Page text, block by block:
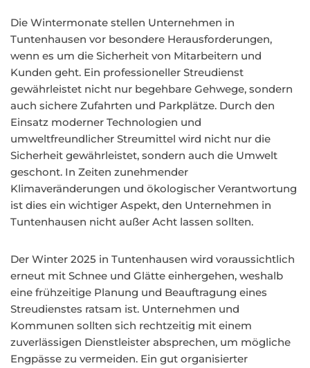
Die Wintermonate stellen Unternehmen in
Tuntenhausen vor besondere Herausforderungen,
wenn es um die Sicherheit von Mitarbeitern und
Kunden geht. Ein professioneller Streudienst
gewährleistet nicht nur begehbare Gehwege, sondern
auch sichere Zufahrten und Parkplätze. Durch den
Einsatz moderner Technologien und
umweltfreundlicher Streumittel wird nicht nur die
Sicherheit gewährleistet, sondern auch die Umwelt
geschont. In Zeiten zunehmender
Klimaveränderungen und ökologischer Verantwortung
ist dies ein wichtiger Aspekt, den Unternehmen in
Tuntenhausen nicht außer Acht lassen sollten.
Der Winter 2025 in Tuntenhausen wird voraussichtlich
erneut mit Schnee und Glätte einhergehen, weshalb
eine frühzeitige Planung und Beauftragung eines
Streudienstes ratsam ist. Unternehmen und
Kommunen sollten sich rechtzeitig mit einem
zuverlässigen Dienstleister absprechen, um mögliche
Engpässe zu vermeiden. Ein gut organisierter